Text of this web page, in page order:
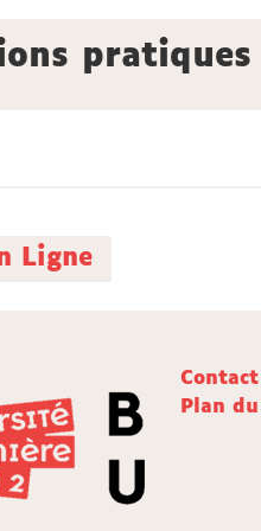
pratiques
Ligne
Contact
Plan